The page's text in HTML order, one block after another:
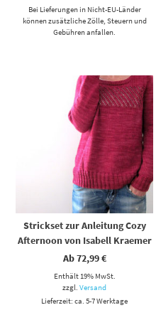
Bei Lieferungen in Nicht-EU-Länder
können zusätzliche Zölle, Steuern und
Gebühren anfallen.
Dieses Produkt weist mehrere Varianten auf. Die Optionen können auf der Produktseite gewählt werden
Strickset zur Anleitung Cozy
Afternoon von Isabell Kraemer
Ab72,99€
Enthält 19% MwSt.
zzgl.Versand
Lieferzeit: ca. 5-7 Werktage